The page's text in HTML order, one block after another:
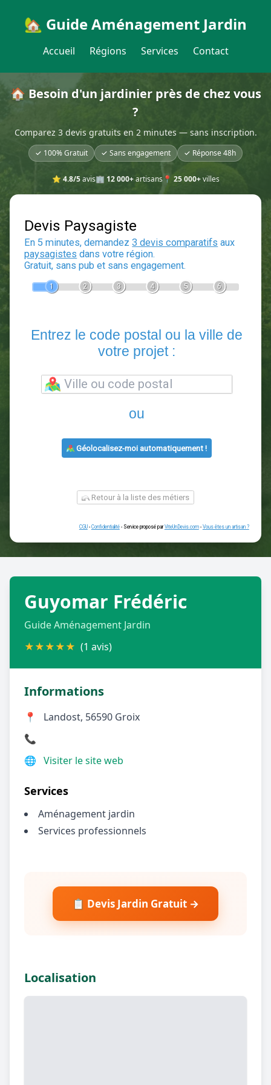
🏡 Guide Aménagement Jardin
Accueil Régions Services Contact
🏠 Besoin d'un jardinier près de chez vous
?
Comparez 3 devis gratuits en 2 minutes — sans inscription.
✓ 100% Gratuit ✓ Sans engagement ✓ Réponse 48h
⭐ 4.8/5avis🏢 12 000+artisans📍 25 000+villes
Devis Paysagiste
En 5 minutes, demandez3 devis comparatifs
2 3
Entrez le code postal ou la
ou
Retour à la liste des métiers
CGU -
Guyomar Frédéric
Guide Aménagement Jardin
★★★★★ (1 avis)
Informations
📍
Landost, 56590 Groix
📞
🌐 Visiter le site web
Services
Aménagement jardin
Services professionnels
📋 Devis Jardin Gratuit →
Localisation